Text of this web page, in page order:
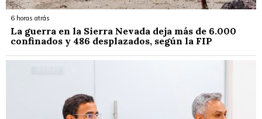
6 horas atrás
La guerra en la Sierra Nevada deja más de 6.000
confinados y 486 desplazados, según la FIP